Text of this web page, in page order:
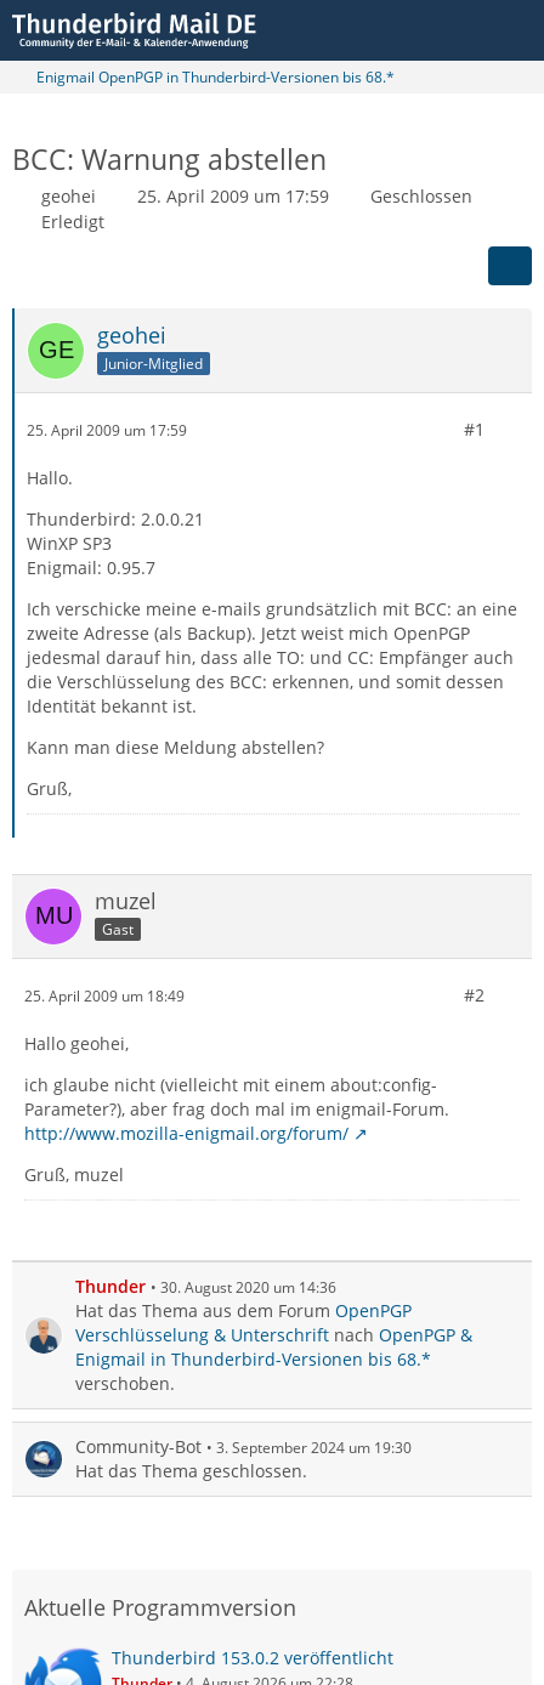
Enigmail OpenPGP in Thunderbird-Versionen bis 68.*
BCC: Warnung abstellen
geohei 25. April 2009 um 17:59
Geschlossen
Erledigt
geohei
Junior-Mitglied
25. April 2009 um 17:59 #1
Hallo.
Thunderbird: 2.0.0.21
WinXP SP3
Enigmail: 0.95.7
Ich verschicke meine e-mails grundsätzlich mit BCC: an eine
zweite Adresse (als Backup). Jetzt weist mich OpenPGP
jedesmal darauf hin, dass alle TO: und CC: Empfänger auch
die Verschlüsselung des BCC: erkennen, und somit dessen
Identität bekannt ist.
Kann man diese Meldung abstellen?
Gruß,
muzel
Gast
25. April 2009 um 18:49 #2
Hallo geohei,
ich glaube nicht (vielleicht mit einem about:config-
Parameter?), aber frag doch mal im enigmail-Forum.
http://www.mozilla-enigmail.org/forum/
Gruß, muzel
Thunder 30. August 2020 um 14:36
Hat das Thema aus dem Forum OpenPGP
Verschlüsselung & Unterschrift nach OpenPGP &
Enigmail in Thunderbird-Versionen bis 68.*
verschoben.
Community-Bot 3. September 2024 um 19:30
Hat das Thema geschlossen.
Aktuelle Programmversion
Thunderbird 153.0.2 veröffentlicht